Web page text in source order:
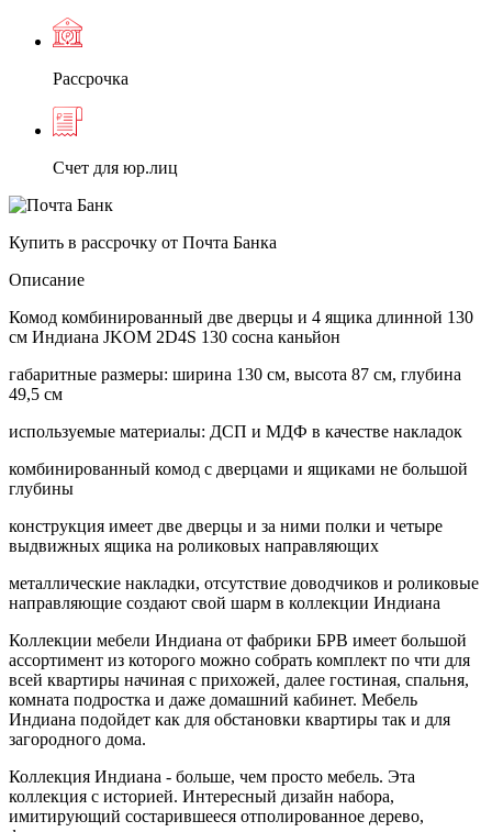
Рассрочка
Счет для юр.лиц
Купить в рассрочку от Почта Банка
Описание
Комод комбинированный две дверцы и 4 ящика длинной 130
см Индиана JKOM 2D4S 130 сосна каньйон
габаритные размеры: ширина 130 см, высота 87 см, глубина
49,5 см
используемые материалы: ДСП и МДФ в качестве накладок
комбинированный комод с дверцами и ящиками не большой
глубины
конструкция имеет две дверцы и за ними полки и четыре
выдвижных ящика на роликовых направляющих
металлические накладки, отсутствие доводчиков и роликовые
направляющие создают свой шарм в коллекции Индиана
Коллекции мебели Индиана от фабрики БРВ имеет большой
ассортимент из которого можно собрать комплект по чти для
всей квартиры начиная с прихожей, далее гостиная, спальня,
комната подростка и даже домашний кабинет. Мебель
Индиана подойдет как для обстановки квартиры так и для
загородного дома.
Коллекция Индиана - больше, чем просто мебель. Эта
коллекция с историей. Интересный дизайн набора,
имитирующий состарившееся отполированное дерево,